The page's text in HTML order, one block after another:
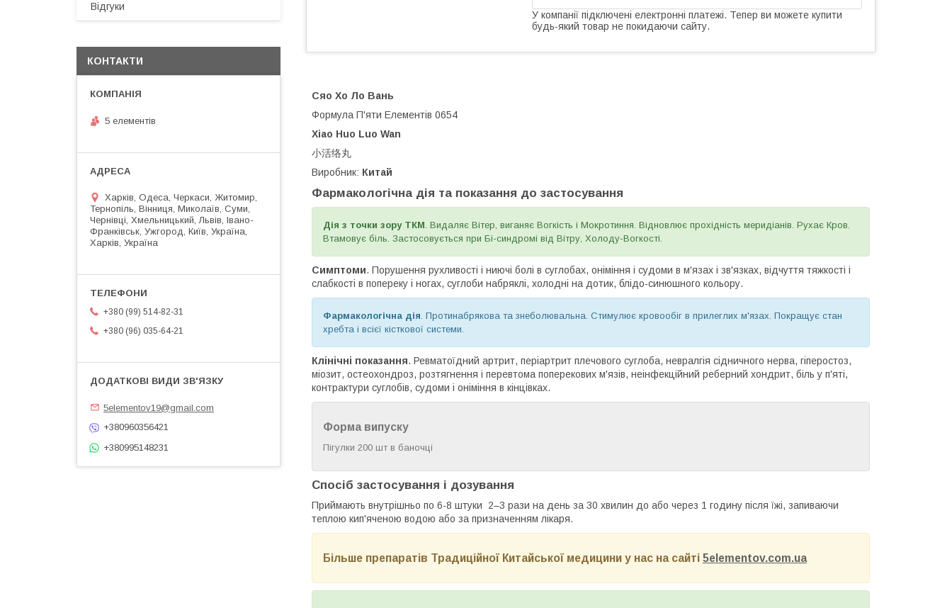
У компанії підключені електронні платежі. Тепер ви можете купити
будь-який товар не покидаючи сайту.
Сяо Хо Ло Вань
Формула П'яти Елементів 0654
Xiao Huo Luo Wan
小活络丸
Виробник: Китай
Фармакологічна дія та показання до застосування
Дія з точки зору ТКМ . Видаляє Вітер, виганяє Вогкість і Мокротиння. Відновлює прохідність меридіанів. Рухає Кров.
Втамовує біль. Застосовується при Бі-синдромі від Вітру, Холоду-Вогкості.
Симптоми. Порушення рухливості і ниючі болі в суглобах, оніміння і судоми в м'язах і зв'язках, відчуття тяжкості і
слабкості в попереку і ногах, суглоби набряклі, холодні на дотик, блідо-синюшного кольору.
Фармакологічна дія . Протинабрякова та знеболювальна. Стимулює кровообіг в прилеглих м'язах. Покращує стан
хребта і всієї кісткової системи.
Клінічні показання. Ревматоїдний артрит, періартрит плечового суглоба, невралгія сідничного нерва, гіперостоз,
міозит, остеохондроз, розтягнення і перевтома поперекових м'язів, неінфекційний реберний хондрит, біль у п'яті,
контрактури суглобів, судоми і оніміння в кінцівках.
Форма випуску
Пігулки 200 шт в баночці
Спосіб застосування і дозування
Приймають внутрішньо по 6-8 штуки 2–3 рази на день за 30 хвилин до або через 1 годину після їжі, запиваючи
теплою кип'яченою водою або за призначенням лікаря.
Більше препаратів Традиційної Китайської медицини у нас на сайті 5elementov.com.ua
Відгуки
КОНТАКТИ
5 елементів
Харків, Одеса, Черкаси, Житомир,
Тернопіль, Вінниця, Миколаїв, Суми,
Чернівці, Хмельницький, Львів, Івано-
Франківськ, Ужгород, Київ, Україна,
Харків, Україна
+380 (99) 514-82-31
+380 (96) 035-64-21
5elementov19@gmail.com
+380960356421
+380995148231